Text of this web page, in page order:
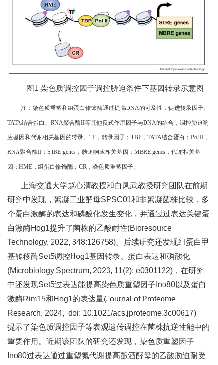
图1 染色质调控因子调控胁迫条件下基因转录示意图
注：染色质重塑和组蛋白修饰酶通过提高DNA的可及性，促进转录因子、
TATA结合蛋白、 RNA聚合酶II等其他反式作用因子与DNA的结合，调控胁迫响
应基因和代谢相关基因的转录。 TF ，转录因子； TBP ， TATA结合蛋白； Pol II ，
RNA聚合酶II ； STRE genes ，胁迫响应相关基因； MBRE genes ，代谢相关基
因； HME ，组蛋白修饰酶； CR ，染色质重塑因子。
上海交通大学赵心清教授和白凤武教授研究团队在前期
研究中发现，絮凝工业酵母SPSC01和非絮凝菌株比较，多
个蛋白激酶的表达和磷酸化发生变化，并通过过表达关键蛋
白激酶Hog1提升了菌株的乙酸耐性(Bioresource
Technology, 2022, 348:126758)。后续研究还发现组蛋白甲
基转移酶Set5调控Hog1基因转录、蛋白表达和磷酸化
(Microbiology Spectrum, 2023, 11(2): e0301122)，在研究
中还发现Set5过表达能提高染色质重塑因子Ino80以及蛋白
激酶Rim15和Hog1的表达量(Journal of Proteome
Research, 2024, doi: 10.1021/acs.jproteome.3c00617)，
提示了染色质调控因子等表观遗传调控在菌株抗逆性能中的
重要作用。近期该团队的研究还发现，染色质重塑因子
Ino80过表达通过重塑氮代谢提高酿酒酵母的乙酸胁迫耐受